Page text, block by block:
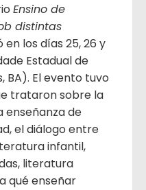
Ensino de
distintas
en los días 25, 26 y
Estadual de
BA). El evento tuvo
trataron sobre la
enseñanza de
el diálogo entre
infantil,
literatura
qué enseñar